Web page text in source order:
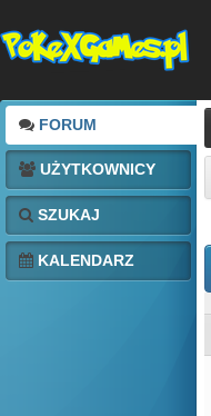
FORUM
UŻYTKOWNICY
SZUKAJ
KALENDARZ